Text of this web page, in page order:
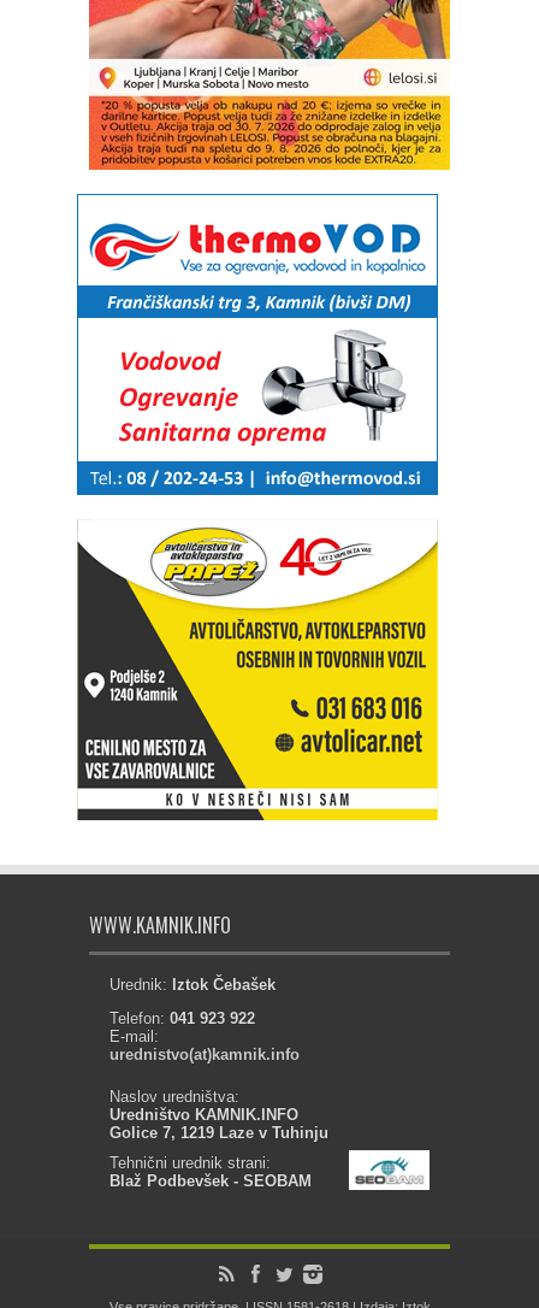
WWW.KAMNIK.INFO
Urednik: Iztok Čebašek
Telefon: 041 923 922
E-mail:
urednistvo(at)kamnik.info
Naslov uredništva:
Uredništvo KAMNIK.INFO
Golice 7, 1219 Laze v Tuhinju
Tehnični urednik strani:
Blaž Podbevšek - SEOBAM